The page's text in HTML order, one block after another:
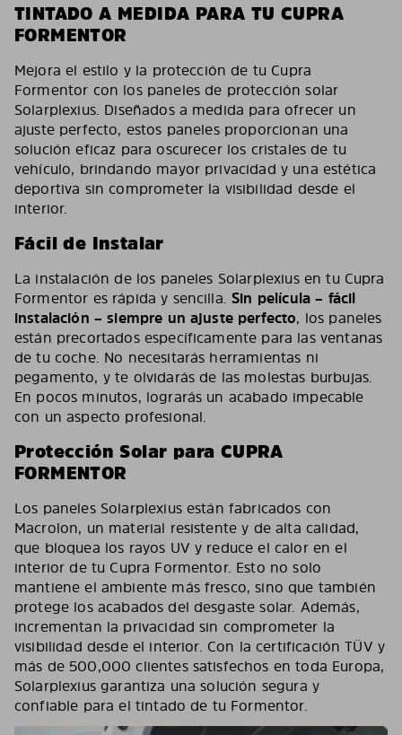
TINTADO A MEDIDA PARA TU CUPRA
FORMENTOR
Mejora el estilo y la protección de tu Cupra
Formentor con los paneles de protección solar
Solarplexius. Diseñados a medida para ofrecer un
ajuste perfecto, estos paneles proporcionan una
solución eficaz para oscurecer los cristales de tu
vehículo, brindando mayor privacidad y una estética
deportiva sin comprometer la visibilidad desde el
interior.
Fácil de Instalar
La instalación de los paneles Solarplexius en tu Cupra
Formentor es rápida y sencilla.Sin película – fácil
instalación – siempre un ajuste perfecto, los paneles
están precortados específicamente para las ventanas
de tu coche. No necesitarás herramientas ni
pegamento, y te olvidarás de las molestas burbujas.
En pocos minutos, lograrás un acabado impecable
con un aspecto profesional.
Protección Solar para CUPRA
FORMENTOR
Los paneles Solarplexius están fabricados con
Macrolon, un material resistente y de alta calidad,
que bloquea los rayos UV y reduce el calor en el
interior de tu Cupra Formentor. Esto no solo
mantiene el ambiente más fresco, sino que también
protege los acabados del desgaste solar. Además,
incrementan la privacidad sin comprometer la
visibilidad desde el interior. Con la certificación TÜV y
más de 500,000 clientes satisfechos en toda Europa,
Solarplexius garantiza una solución segura y
confiable para el tintado de tu Formentor.